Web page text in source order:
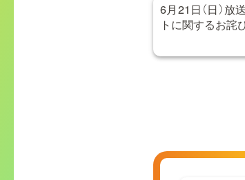
6月21日（日）放
トに関するお詫